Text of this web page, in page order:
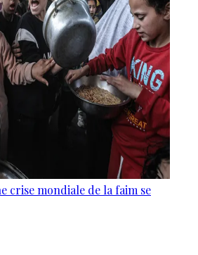
crise mondiale de la faim se